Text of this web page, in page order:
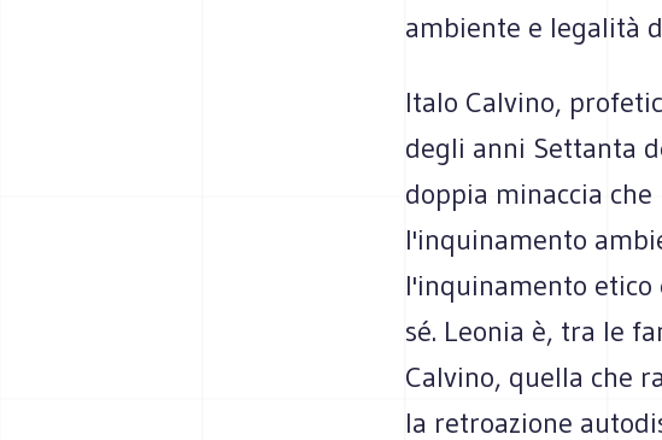
ambiente e legalità
Italo Calvino,
degli anni Settanta
doppia minaccia
l'inquinamento
l'inquinamento etico
sé. Leonia è, tra le
Calvino, quella che
la retroazione